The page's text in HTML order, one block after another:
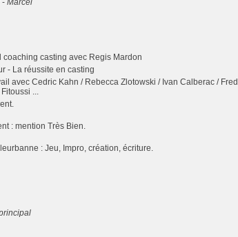
coaching casting avec Regis Mardon
- La réussite en casting
avec Cedric Kahn / Rebecca Zlotowski / Ivan Calberac / Fred
...
: mention Très Bien.
: Jeu, Impro, création, écriture.